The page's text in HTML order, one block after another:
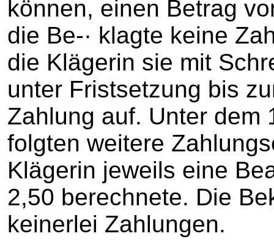
können, einen Betrag
die Be-· klagte keine
die Klägerin sie mit
unter Fristsetzung bis
Zahlung auf. Unter dem
folgten weitere
Klägerin jeweils eine
2,50 berechnete. Die
keinerlei Zahlungen.